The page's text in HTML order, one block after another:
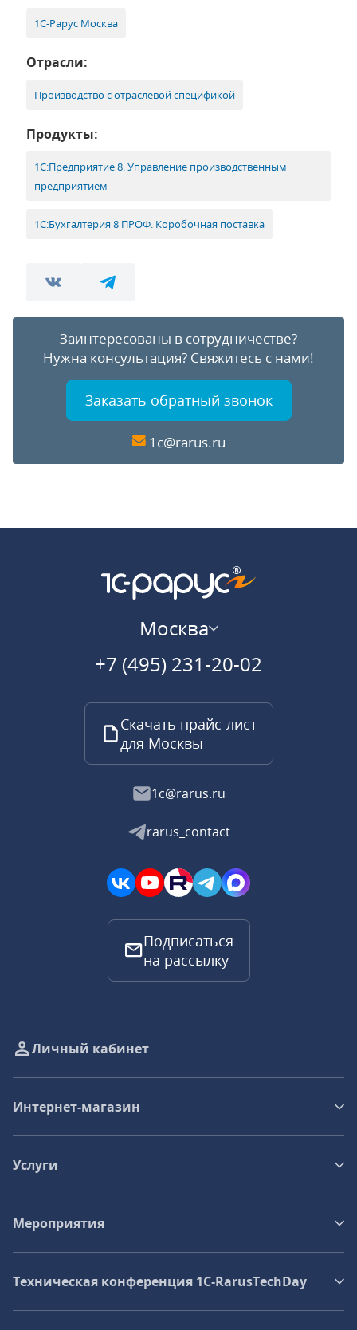
1С-Рарус Москва
Отрасли:
Производство с отраслевой спецификой
Продукты:
1С:Предприятие 8. Управление производственным
предприятием
1С:Бухгалтерия 8 ПРОФ. Коробочная поставка
Заинтересованы в сотрудничестве?
Нужна консультация? Свяжитесь с нами!
Заказать обратный звонок
1c@rarus.ru
Москва
+7 (495) 231-20-02
Скачать прайс-лист
для Москвы
1c@rarus.ru
rarus_contact
Подписаться
на рассылку
Личный кабинет
Интернет-магазин
Услуги
Мероприятия
Техническая конференция 1C‑RarusTechDay